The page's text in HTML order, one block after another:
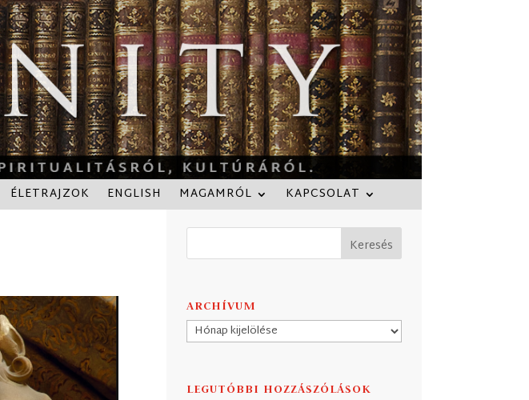
ÉLETRAJZOK ENGLISH MAGAMRÓL KAPCSOLAT
ARCHÍVUM
Archívum
LEGUTÓBBI HOZZÁSZÓLÁSOK